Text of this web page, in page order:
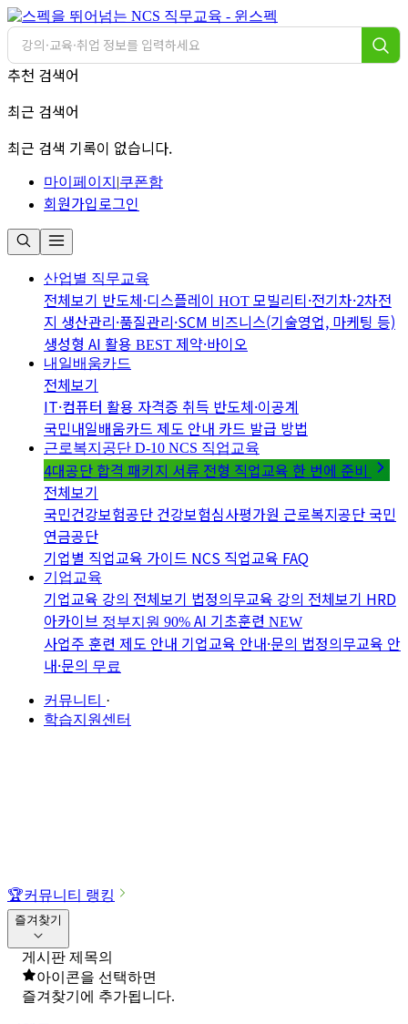
추천 검색어
최근 검색어
최근 검색 기록이 없습니다.
마이페이지 |쿠폰함
회원가입로그인
산업별 직무교육
전체보기 반도체·디스플레이 HOT 모빌리티·전기차·2차전
지 생산관리·품질관리·SCM 비즈니스(기술영업, 마케팅 등)
생성형 AI 활용 BEST 제약·바이오
내일배움카드
전체보기
IT·컴퓨터 활용 자격증 취득 반도체·이공계
국민내일배움카드 제도 안내 카드 발급 방법
근로복지공단 D-10 NCS 직업교육
4대공단 합격 패키지 서류 전형 직업교육 한 번에 준비
전체보기
국민건강보험공단 건강보험심사평가원 근로복지공단 국민
연금공단
기업별 직업교육 가이드 NCS 직업교육 FAQ
기업교육
기업교육 강의 전체보기 법정의무교육 강의 전체보기 HRD
아카이브 정부지원 90% AI 기초훈련 NEW
사업주 훈련 제도 안내 기업교육 안내·문의 법정의무교육 안
내·문의 무료
커뮤니티 ·
학습지원센터
🏆커뮤니티 랭킹
즐겨찾기
게시판 제목의
아이콘을 선택하면
즐겨찾기에 추가됩니다.